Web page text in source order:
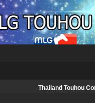
Thailand Touhou